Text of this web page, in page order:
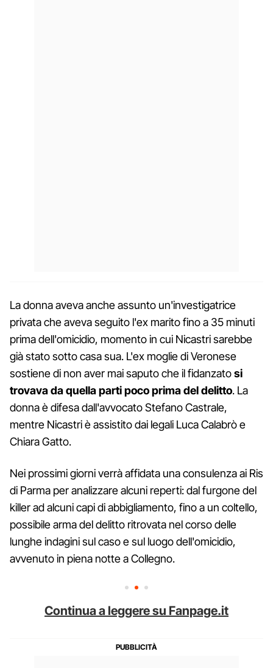
La donna aveva anche assunto un'investigatrice
privata che aveva seguito l'ex marito fino a 35 minuti
prima dell'omicidio, momento in cui Nicastri sarebbe
già stato sotto casa sua. L'ex moglie di Veronese
sostiene di non aver mai saputo che il fidanzatosi
trovava da quella parti poco prima del delitto. La
donna è difesa dall'avvocato Stefano Castrale,
mentre Nicastri è assistito dai legali Luca Calabrò e
Chiara Gatto.
Nei prossimi giorni verrà affidata una consulenza ai Ris
di Parma per analizzare alcuni reperti: dal furgone del
killer ad alcuni capi di abbigliamento, fino a un coltello,
possibile arma del delitto ritrovata nel corso delle
lunghe indagini sul caso e sul luogo dell'omicidio,
avvenuto in piena notte a Collegno.
Continua a leggere su Fanpage.it